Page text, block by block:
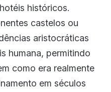
históricos.
castelos ou
aristocráticas
humana, permitindo
como era realmente
em séculos